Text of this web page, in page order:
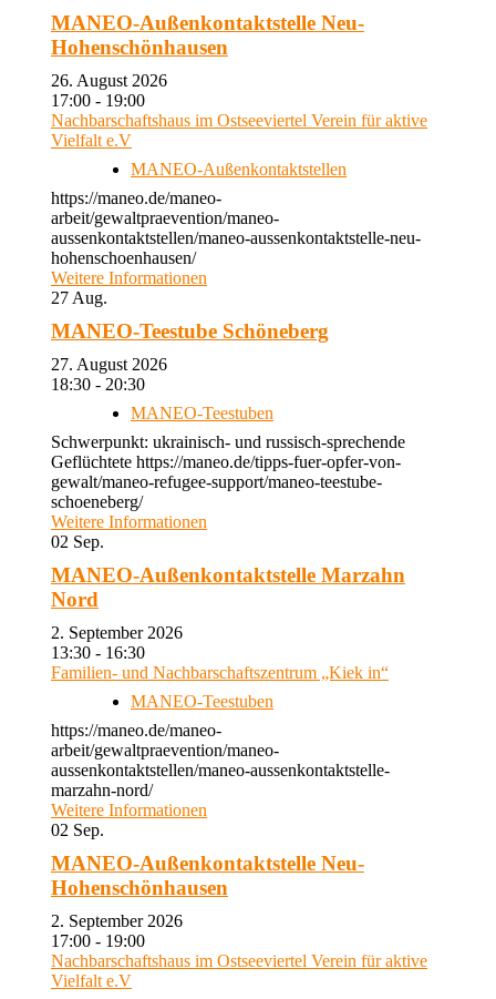
MANEO-Außenkontaktstelle Neu-
Hohenschönhausen
26. August 2026
17:00 - 19:00
Nachbarschaftshaus im Ostseeviertel Verein für aktive
Vielfalt e.V
MANEO-Außenkontaktstellen
https://maneo.de/maneo-
arbeit/gewaltpraevention/maneo-
aussenkontaktstellen/maneo-aussenkontaktstelle-neu-
hohenschoenhausen/
Weitere Informationen
27 Aug.
MANEO-Teestube Schöneberg
27. August 2026
18:30 - 20:30
MANEO-Teestuben
Schwerpunkt: ukrainisch- und russisch-sprechende
Geflüchtete https://maneo.de/tipps-fuer-opfer-von-
gewalt/maneo-refugee-support/maneo-teestube-
schoeneberg/
Weitere Informationen
02 Sep.
MANEO-Außenkontaktstelle Marzahn
Nord
2. September 2026
13:30 - 16:30
Familien- und Nachbarschaftszentrum „Kiek in“
MANEO-Teestuben
https://maneo.de/maneo-
arbeit/gewaltpraevention/maneo-
aussenkontaktstellen/maneo-aussenkontaktstelle-
marzahn-nord/
Weitere Informationen
02 Sep.
MANEO-Außenkontaktstelle Neu-
Hohenschönhausen
2. September 2026
17:00 - 19:00
Nachbarschaftshaus im Ostseeviertel Verein für aktive
Vielfalt e.V